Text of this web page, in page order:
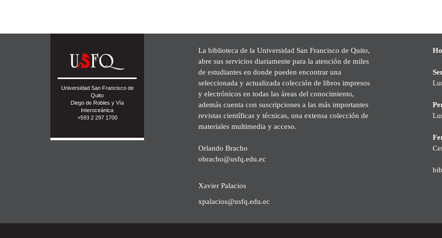
Universidad San Francisco de
Quito
Diego de Robles y Vía
Interoceánica
+593 2 297 1700
La biblioteca de la Universidad San Francisco de Quito,
abre sus servicios diariamente para la atención de miles
de estudiantes en donde pueden encontrar una
seleccionada y actualizada colección de libros impresos
y electrónicos en todas las áreas del conocimiento,
además cuenta con suscripciones a las más importantes
revistas científicas y técnicas, una extensa colección de
materiales multimedia y acceso.
Orlando Bracho
obracho@usfq.edu.ec
Xavier Palacios
xpalacios@usfq.edu.ec